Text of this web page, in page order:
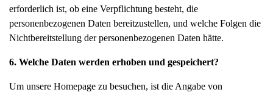
erforderlich ist, ob eine Verpflichtung besteht, die
personenbezogenen Daten bereitzustellen, und welche Folgen die
Nichtbereitstellung der personenbezogenen Daten hätte.
6. Welche Daten werden erhoben und gespeichert?
Um unsere Homepage zu besuchen, ist die Angabe von